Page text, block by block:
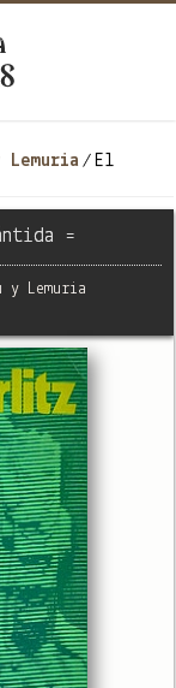
/ El
=
y Lemuria